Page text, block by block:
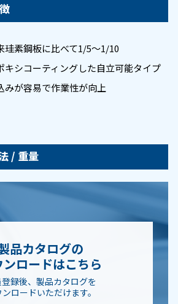
珪素鋼板に比べて1/5～1/10
キシコーティングした自立可能タイプ
みが容易で作業性が向上
/ 重量
品カタログの
ンロードはこちら
登録後、製品カタログを
ロードいただけます。